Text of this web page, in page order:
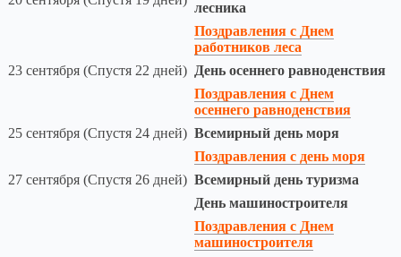
лесника
Поздравления с Днем
работников леса
23 сентября (Спустя 22 дней) День осеннего равноденствия
Поздравления с Днем
осеннего равноденствия
25 сентября (Спустя 24 дней) Всемирный день моря
Поздравления с день моря
27 сентября (Спустя 26 дней) Всемирный день туризма
День машиностроителя
Поздравления с Днем
машиностроителя